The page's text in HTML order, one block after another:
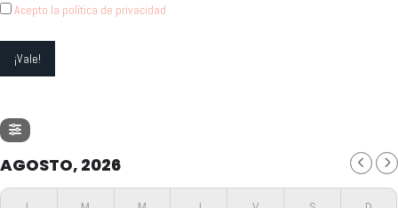
Acepto la política de privacidad
AGOSTO, 2026